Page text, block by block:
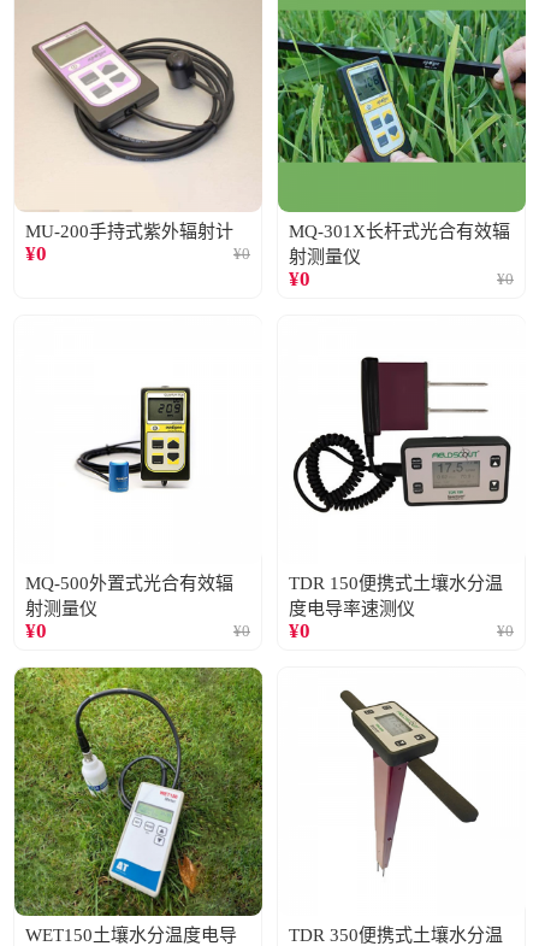
MU-200手持式紫外辐射计
¥0 ¥0
MQ-301X长杆式光合有效辐
射测量仪
¥0 ¥0
MQ-500外置式光合有效辐
射测量仪
¥0 ¥0
TDR 150便携式土壤水分温
度电导率速测仪
¥0 ¥0
WET150土壤水分温度电导
TDR 350便携式土壤水分温